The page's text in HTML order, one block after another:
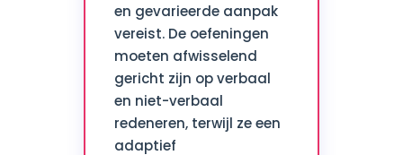
en gevarieerde aanpak
vereist. De oefeningen
moeten afwisselend
gericht zijn op verbaal
en niet-verbaal
redeneren, terwijl ze een
adaptief